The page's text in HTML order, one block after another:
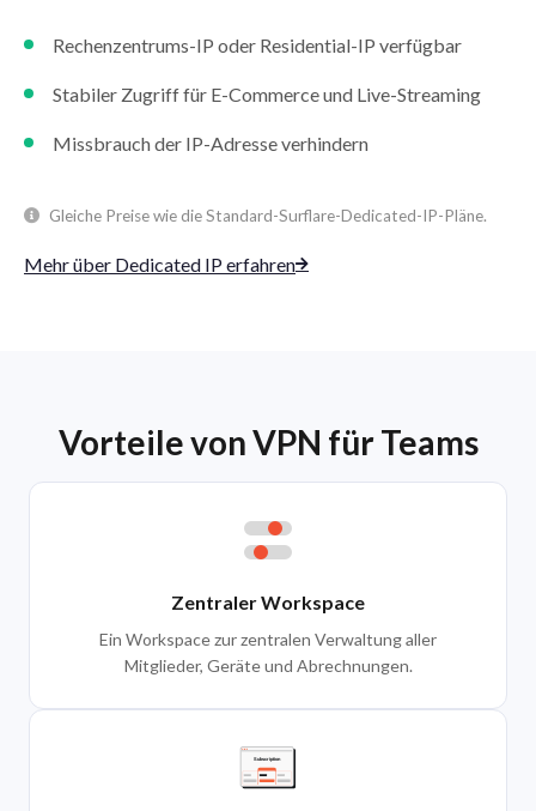
Rechenzentrums-IP oder Residential-IP verfügbar
Stabiler Zugriff für E-Commerce und Live-Streaming
Missbrauch der IP-Adresse verhindern
Gleiche Preise wie die Standard-Surflare-Dedicated-IP-Pläne.
Mehr über Dedicated IP erfahren
Vorteile von VPN für Teams
Zentraler Workspace
Ein Workspace zur zentralen Verwaltung aller
Mitglieder, Geräte und Abrechnungen.